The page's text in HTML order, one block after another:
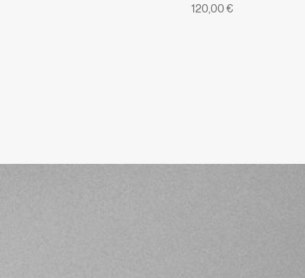
Prezzo
120,00 €